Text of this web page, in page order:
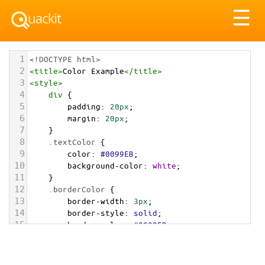
☰
1 <!DOCTYPE html>
2 <title>Color Example</title>
3 <style>
4 div {
5 padding: 20px;
6 margin: 20px;
7 }
8 .textColor {
9 color: #0099EB;
10 background-color: white;
11 }
12 .borderColor {
13 border-width: 3px;
14 border-style: solid;
15 border-color: #0099EB;